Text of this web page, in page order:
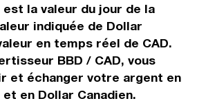
la valeur du jour de la
indiquée de Dollar
en temps réel de CAD.
BBD / CAD, vous
et échanger votre argent en
en Dollar Canadien.